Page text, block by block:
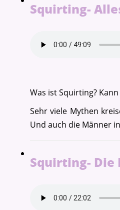
Squirting-
Was ist Squirting?
Sehr viele Mythen
Und auch die Männer
Squirting- Die